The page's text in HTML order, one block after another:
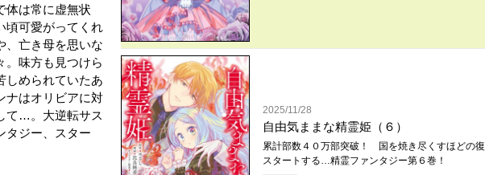
体は常に虚無状
頃可愛がってくれ
、亡き母を思いな
。味方も見つけら
しめられていたあ
ナはオリビアに対
て…。大逆転サス
タジー、スター
2025/11/28
自由気ままな精霊姫（６）
累計部数４０万部突破！ 国を焼き尽くすほどの
スタートする…精霊ファンタジー第６巻！